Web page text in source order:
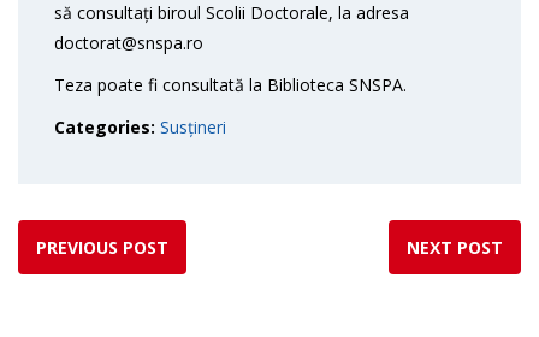
să consultați biroul Scolii Doctorale, la adresa
doctorat@snspa.ro
Teza poate fi consultată la Biblioteca SNSPA.
Categories: Susțineri
PREVIOUS POST NEXT POST